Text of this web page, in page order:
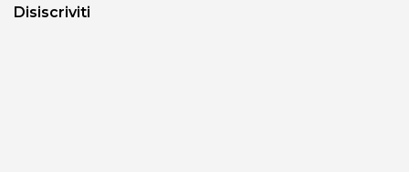
Disiscriviti